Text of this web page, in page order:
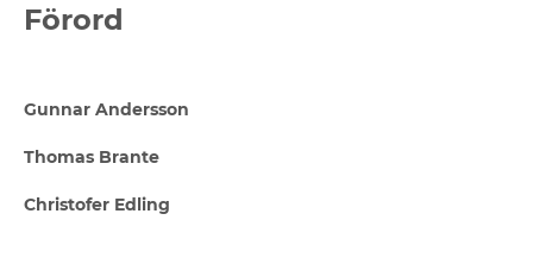
Förord
Gunnar Andersson
Thomas Brante
Christofer Edling